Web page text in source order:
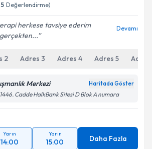
işlenmesine ilişkinAydınlatma
okudum ve kişisel verilerimin belirtilen
Değerlendirme)
herkese tavsiye ederim
Devamı
2 Adres 3 Adres 4 Adres 5 Adres
Merkezi Haritada Göster
Cadde HalkBank Sitesi D Blok A numara
Yarın
14:00
Yarın
15:00 Daha Fazla